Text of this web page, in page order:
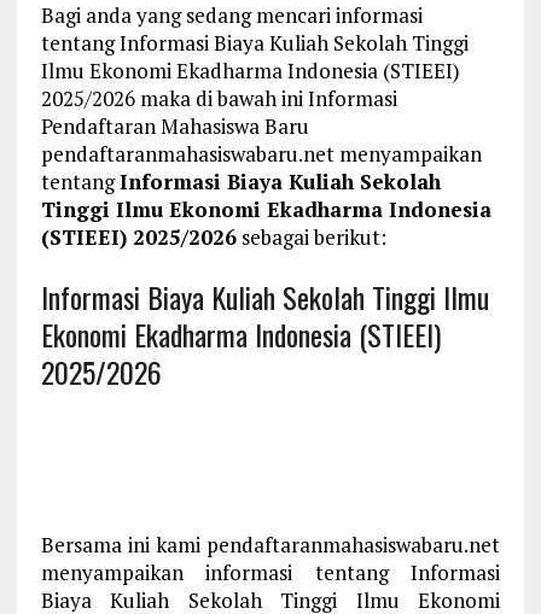
Bagi anda yang sedang mencari informasi
tentang Informasi Biaya Kuliah Sekolah Tinggi
Ilmu Ekonomi Ekadharma Indonesia (STIEEI)
2025/2026 maka di bawah ini Informasi
Pendaftaran Mahasiswa Baru
pendaftaranmahasiswabaru.net menyampaikan
tentangInformasi Biaya Kuliah Sekolah
Tinggi Ilmu Ekonomi Ekadharma Indonesia
(STIEEI) 2025/2026sebagai berikut:
Informasi Biaya Kuliah Sekolah Tinggi Ilmu
Ekonomi Ekadharma Indonesia (STIEEI)
2025/2026
Bersama ini kami pendaftaranmahasiswabaru.net
menyampaikan informasi tentang Informasi
Biaya Kuliah Sekolah Tinggi Ilmu Ekonomi